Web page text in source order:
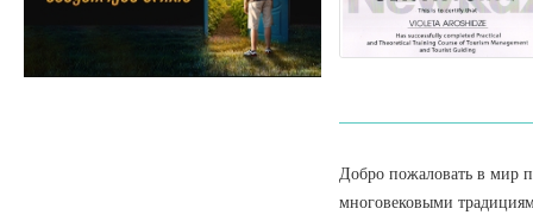
Добро пожаловать в мир
многовековыми